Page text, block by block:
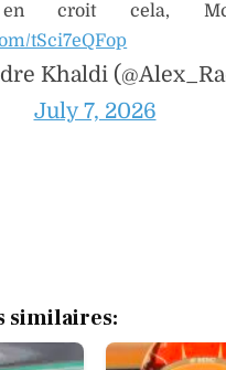
croit cela,
tSci7eQFop
Khaldi
July 7, 2026
similaires: